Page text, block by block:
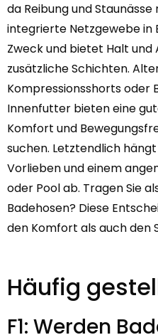
da Reibung und
integrierte Netzgewebe in
Zweck und bietet Halt
zusätzliche Schichten.
Kompressionsshorts oder
Innenfutter bieten eine
Komfort und
suchen. Letztendlich
Vorlieben und einem
oder Pool ab. Tragen Sie
Badehosen? Diese
den Komfort als auch den
Häufig
F1: Werden